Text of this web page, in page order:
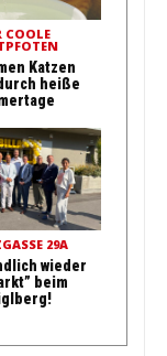
COOLE
Katzen
heiße
29A
wieder
beim